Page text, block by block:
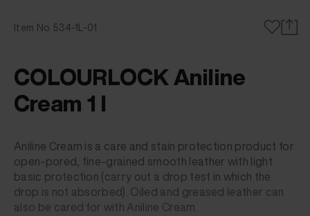
Item No. 534-1L-01
COLOURLOCK Aniline
Cream 1 l
Aniline Cream is a care and stain protection product for
open-pored, fine-grained smooth leather with light
basic protection (carry out a drop test in which the
drop is not absorbed). Oiled and greased leather can
also be cared for with Aniline Cream.